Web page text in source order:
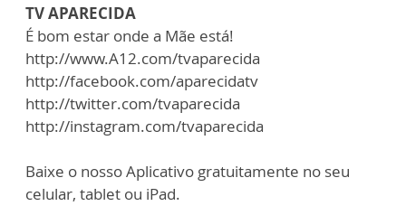
TV APARECIDA
É bom estar onde a Mãe está!
http://www.A12.com/tvaparecida
http://facebook.com/aparecidatv
http://twitter.com/tvaparecida
http://instagram.com/tvaparecida
Baixe o nosso Aplicativo gratuitamente no seu
celular, tablet ou iPad.